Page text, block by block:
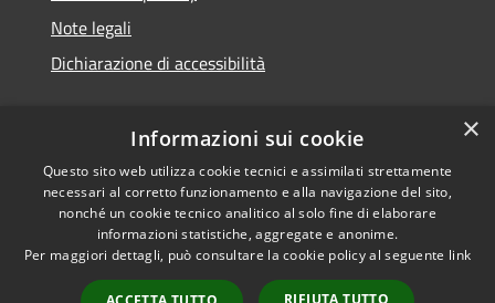
Note legali
Dichiarazione di accessibilità
RSS
Accessibilità
Copyright © 2026 • Comune di
×
Informazioni sui cookie
Questo sito web utilizza cookie tecnici e assimilati strettamente
necessari al corretto funzionamento e alla navigazione del sito,
nonché un cookie tecnico analitico al solo fine di elaborare
informazioni statistiche, aggregate e anonime.
Per maggiori dettagli, può consultare la cookie policy al seguente link
RIFIUTA TUTTO